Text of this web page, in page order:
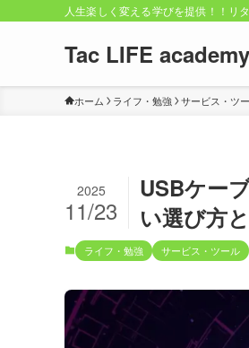
人生楽しく変える学びを提供！！
Tac LIFE academy
ホーム ライフ・勉強 サービス・ツ
USBケー
い選び方
2025
11/23
ライフ・勉強 サービス・ツール